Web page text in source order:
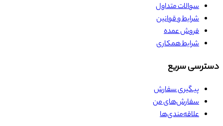
سوالات متداول
شرایط و قوانین
فروش عمده
شرایط همکاری
دسترسی سریع
پیگیری سفارش
سفارش‌های من
علاقه‌مندی‌ها